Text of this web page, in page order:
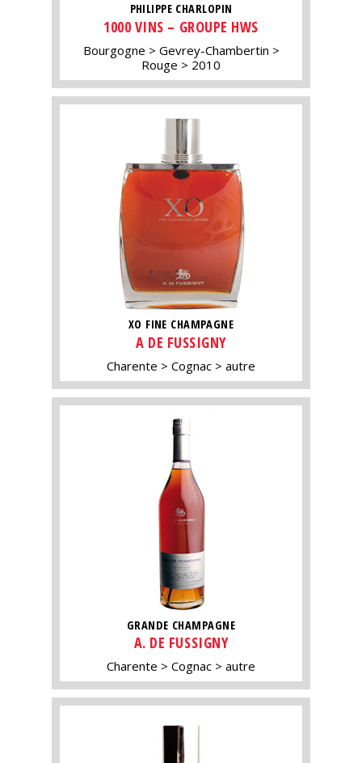
PHILIPPE CHARLOPIN
1000 VINS – GROUPE HWS
Bourgogne
Gevrey-Chambertin
Rouge
2010
XO FINE CHAMPAGNE
A DE FUSSIGNY
Charente Cognac autre
GRANDE CHAMPAGNE
A. DE FUSSIGNY
Charente Cognac autre